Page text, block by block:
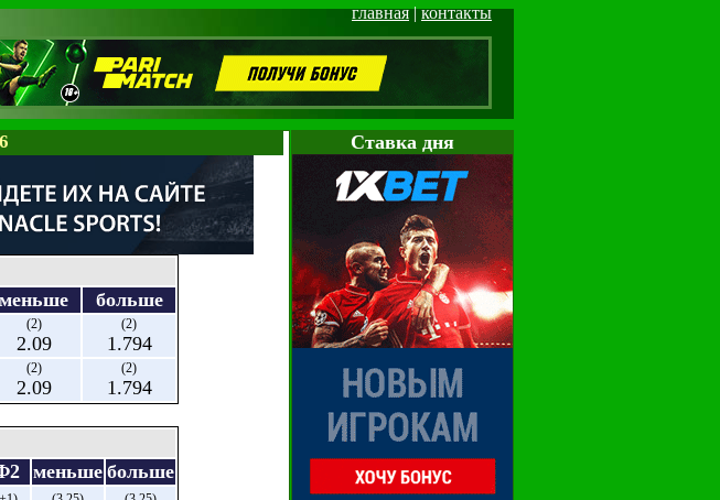
главная|контакты
Cтавка дня
меньше больше
(2)
2.09
(2)
1.794
(2)
2.09
(2)
1.794
меньше больше